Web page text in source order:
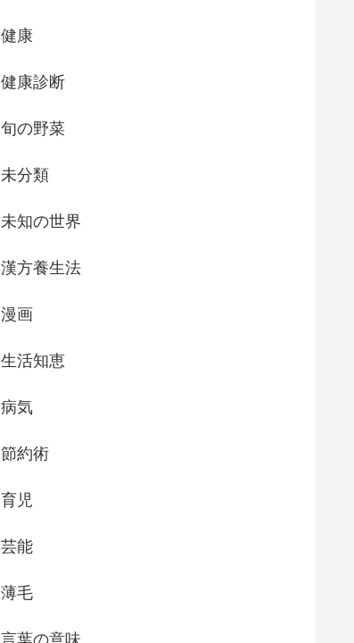
健康
健康診断
旬の野菜
未分類
未知の世界
漢方養生法
漫画
生活知恵
病気
節約術
育児
芸能
薄毛